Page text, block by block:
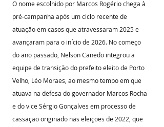
O nome escolhido por Marcos Rogério chega à
pré-campanha após um ciclo recente de
atuação em casos que atravessaram 2025 e
avançaram para o início de 2026. No começo
do ano passado, Nelson Canedo integrou a
equipe de transição do prefeito eleito de Porto
Velho, Léo Moraes, ao mesmo tempo em que
atuava na defesa do governador Marcos Rocha
e do vice Sérgio Gonçalves em processo de
cassação originado nas eleições de 2022, que